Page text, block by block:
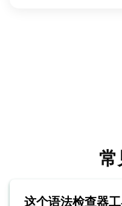
常
这个语法检查器